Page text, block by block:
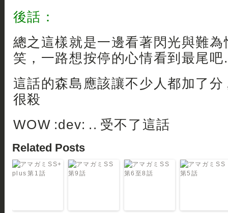
後話：
總之這樣就是一邊看著閃光與難
笑，一路想按停的心情看到最尾吧
這話的森島應該讓不少人都加了分
很殺
WOW :dev: .. 受不了這話
Related Posts